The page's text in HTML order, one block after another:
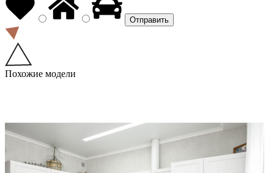
Похожие модели